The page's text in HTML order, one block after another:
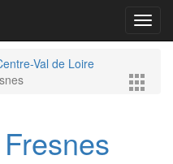
Val de Loire